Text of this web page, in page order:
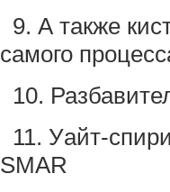
9. А также
самого
10.
11. Уайт-
SMAR